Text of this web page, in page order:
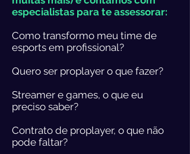
especialistas para te assessorar:
Como transformo meu time de
esports em profissional?
Quero ser proplayer o que fazer?
Streamer e games, o que eu
preciso saber?
Contrato de proplayer, o que não
pode faltar?